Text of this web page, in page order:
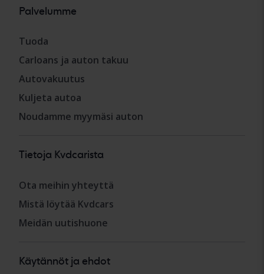
Palvelumme
Tuoda
Carloans ja auton takuu
Autovakuutus
Kuljeta autoa
Noudamme myymäsi auton
Tietoja Kvdcarista
Ota meihin yhteyttä
Mistä löytää Kvdcars
Meidän uutishuone
Käytännöt ja ehdot